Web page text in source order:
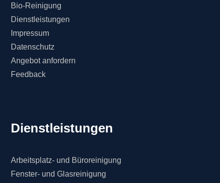
Bio-Reinigung
Dienstleistungen
Impressum
Datenschutz
Angebot anfordern
Feedback
Dienstleistungen
Arbeitsplatz- und Büroreinigung
Fenster- und Glasreinigung